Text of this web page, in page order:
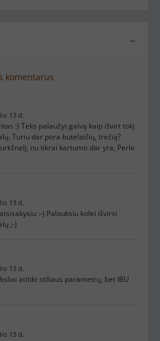
−
komentarus
13 d.
:) Teks palaužyt galvą kaip išvirt tokį
Turiu dar pora butelaičių, trečią?
nu tikrai kartumo dar yra, Perle
13 d.
:-) Palauksiu kolei išvirsi
;-)
13 d.
atitikt stiliaus parametrų, bet IBU
13 d.